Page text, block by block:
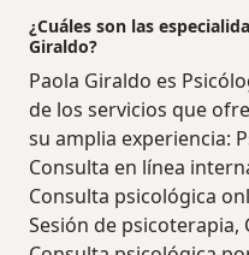
¿Cuáles son las
Giraldo?
Paola Giraldo es
de los servicios que
su amplia experiencia:
Consulta en línea
Consulta psicológica
Sesión de psicoterapia,